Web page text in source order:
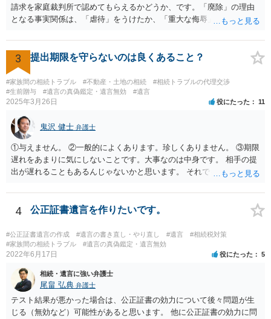
請求を家庭裁判所で認めてもらえるかどうか、です。「廃除」の理由
となる事実関係は、「虐待」をうけたか、「重大な侮辱」を受けた
「廃除」は遺言でも可能です（民法８９３条）。 弁護士に具体的な事
情を話して相談して、「廃除」が可能か、実際に法律相談を受けるこ
とをお勧めします。
3 提出期限を守らないのは良くあること？
#家族間の相続トラブル #不動産・土地の相続
#相続トラブルの代理交渉
#生前贈与
#遺言の真偽鑑定・遺言無効 #遺言
2025年3月26日 役にたった 11
鬼沢 健士 弁護士
①与えません。 ②一般的によくあります。珍しくありません。 ③期限
遅れをあまりに気にしないことです。大事なのは中身です。 相手の提
出が遅れることもあるんじゃないかと思います。 それでもあなた有利
4 公正証書遺言を作りたいです。
#公正証書遺言の作成 #遺言の書き直し・やり直し #遺言
#相続税対策
#家族間の相続トラブル
#遺言の真偽鑑定・遺言無効
2022年6月17日 役にたった 5
相続・遺言に強い弁護士
尾畠 弘典 弁護士
テスト結果が悪かった場合は、公正証書の効力について後々問題が生
じる（無効など）可能性があると思います。 他に公正証書の効力に問